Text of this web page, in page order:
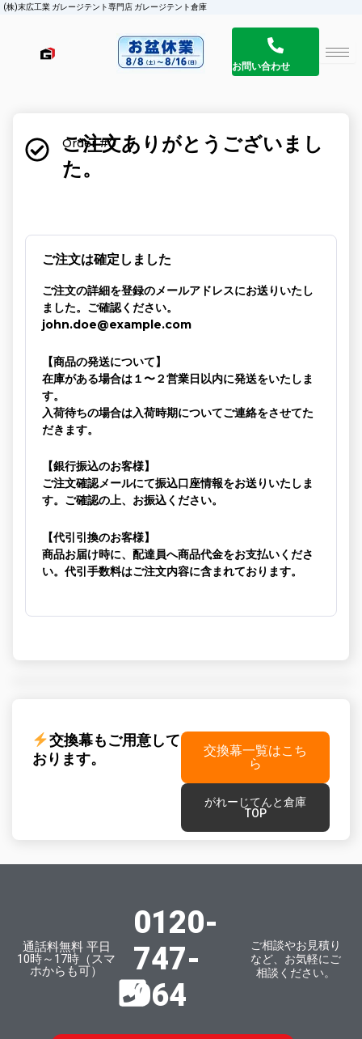
(株)末広工業 ガレージテント専門店 ガレージテント倉庫
お問い合わせ
Order #0
ご注文ありがとうございまし
た。
ご注文は確定しました
ご注文の詳細を登録のメールアドレスにお送りいたし
ました。ご確認ください。
john.doe@example.com
【商品の発送について】
在庫がある場合は１〜２営業日以内に発送をいたしま
す。
入荷待ちの場合は入荷時期についてご連絡をさせてた
だきます。
【銀行振込のお客様】
ご注文確認メールにて振込口座情報をお送りいたしま
す。ご確認の上、お振込ください。
【代引引換のお客様】
商品お届け時に、配達員へ商品代金をお支払いくださ
い。代引手数料はご注文内容に含まれております。
交換幕もご用意して
おります。
交換幕一覧はこち
ら
がれーじてんと倉庫
TOP
ご相談やお見積り
など、お気軽にご
相談ください。
0120-
747-
064
通話料無料 平日
10時～17時（スマ
ホからも可）